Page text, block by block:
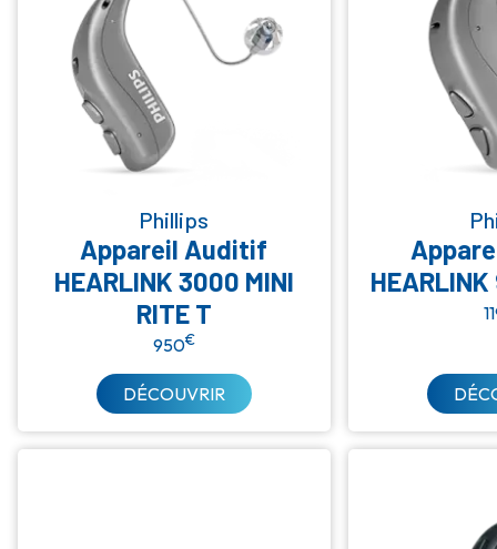
Réducteur de vent
Réglage à distance
Streaming
Contour d’oreille
Intra-auriculaire
Micro contour d’oreille
Phillips
Appareil Auditif
HEARLINK 3000 MINI
RITE T
950€
DÉCOUVRIR